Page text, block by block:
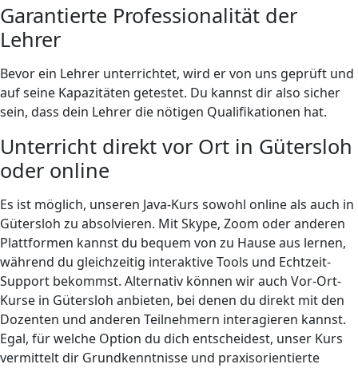
Garantierte Professionalität der
Lehrer
Bevor ein Lehrer unterrichtet, wird er von uns geprüft und
auf seine Kapazitäten getestet. Du kannst dir also sicher
sein, dass dein Lehrer die nötigen Qualifikationen hat.
Unterricht direkt vor Ort in Gütersloh
oder online
Es ist möglich, unseren Java-Kurs sowohl online als auch in
Gütersloh zu absolvieren. Mit Skype, Zoom oder anderen
Plattformen kannst du bequem von zu Hause aus lernen,
während du gleichzeitig interaktive Tools und Echtzeit-
Support bekommst. Alternativ können wir auch Vor-Ort-
Kurse in Gütersloh anbieten, bei denen du direkt mit den
Dozenten und anderen Teilnehmern interagieren kannst.
Egal, für welche Option du dich entscheidest, unser Kurs
vermittelt dir Grundkenntnisse und praxisorientierte